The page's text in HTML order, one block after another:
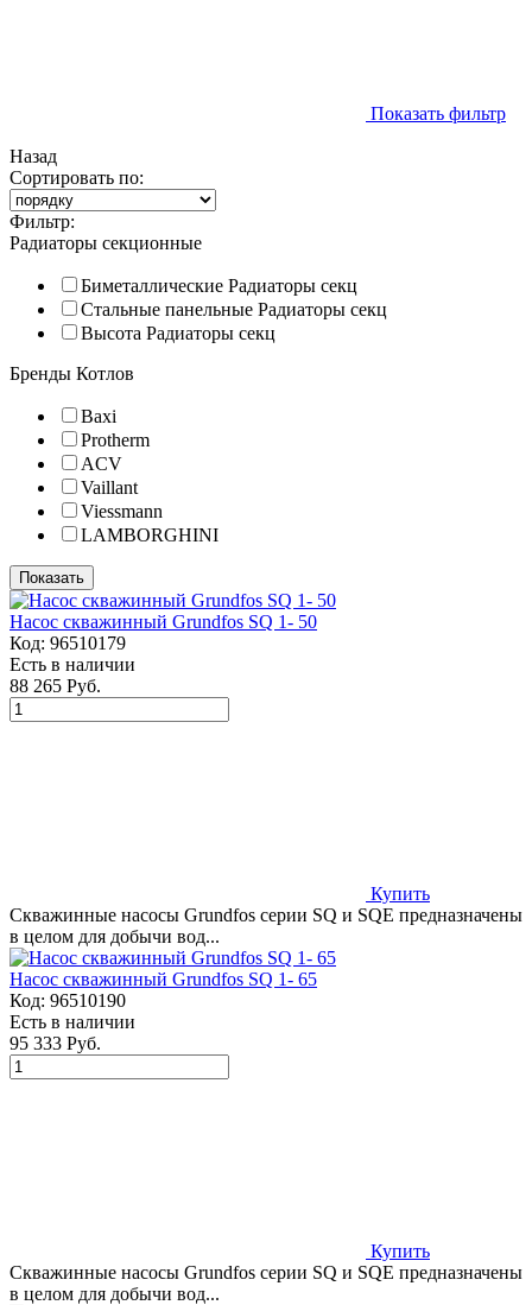
Показать фильтр
Назад
Сортировать по:
Фильтр:
Радиаторы секционные
Биметаллические Радиаторы секц
Стальные панельные Радиаторы секц
Высота Радиаторы секц
Бренды Котлов
Baxi
Protherm
ACV
Vaillant
Viessmann
LAMBORGHINI
Показать
Насос скважинный Grundfos SQ 1- 50
Код: 96510179
Есть в наличии
88 265 Руб.
Купить
Скважинные насосы Grundfos серии SQ и SQE предназначены
в целом для добычи вод...
Насос скважинный Grundfos SQ 1- 65
Код: 96510190
Есть в наличии
95 333 Руб.
Купить
Скважинные насосы Grundfos серии SQ и SQE предназначены
в целом для добычи вод...